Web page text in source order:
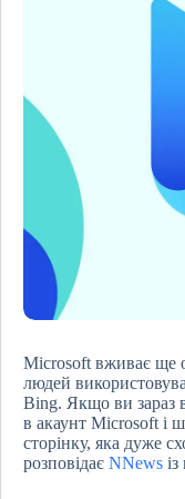
Microsoft вживає ще
людей
Bing. Якщо ви зараз
в акаунт Microsoft і
сторінку, яка дуже
розповідає NNews